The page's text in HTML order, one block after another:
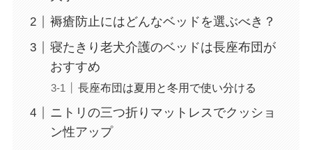
褥瘡防止にはどんなベッドを選ぶべき？
寝たきり老犬介護のベッドは長座布団が
おすすめ
長座布団は夏用と冬用で使い分ける
ニトリの三つ折りマットレスでクッショ
ン性アップ